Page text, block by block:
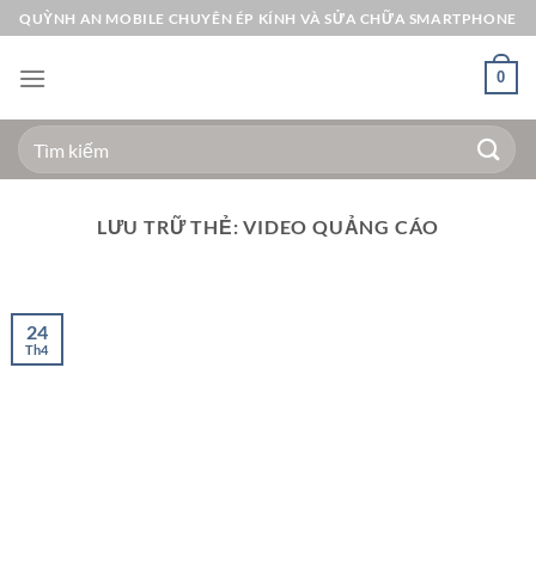
Bỏ
qua
nội
QUỲNH AN MOBILE CHUYÊN ÉP KÍNH VÀ SỬA CHỮA SMARTPHONE
0
Tìm
kiếm:
LƯU TRỮ THẺ:VIDEO QUẢNG CÁO
24
Th4